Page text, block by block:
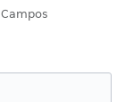
Campos